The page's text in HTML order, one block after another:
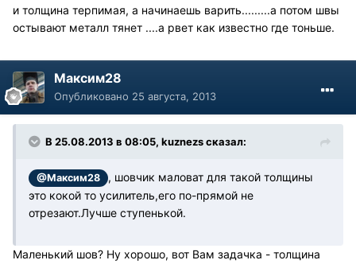
и толщина терпимая, а начинаешь варить.........а потом швы
остывают металл тянет ....а рвет как известно где тоньше.
Максим28
Опубликовано 25 августа, 2013
В 25.08.2013 в 08:05, kuznezs сказал:
@Максим28
, шовчик маловат для такой толщины
это кокой то усилитель,его по-прямой не
отрезают.Лучше ступенькой.
Маленький шов? Ну хорошо, вот Вам задачка - толщина